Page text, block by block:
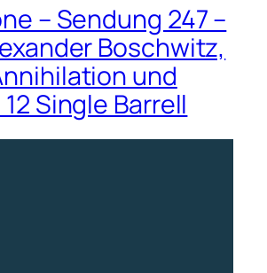
– Sendung 247 –
Boschwitz,
und
Single Barrell